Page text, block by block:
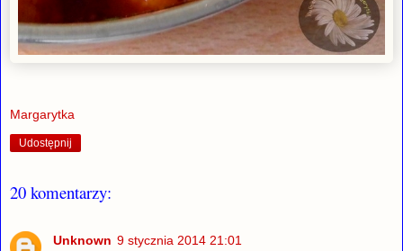
Margarytka
Udostępnij
20 komentarzy:
Unknown 9 stycznia 2014 21:01